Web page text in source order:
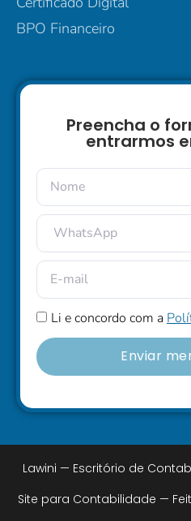
BPO Financeiro
Preencha o
entrarmos
Li e concordo com a
Enviar
Lawini — Escritório de
Site para Contabilidade —